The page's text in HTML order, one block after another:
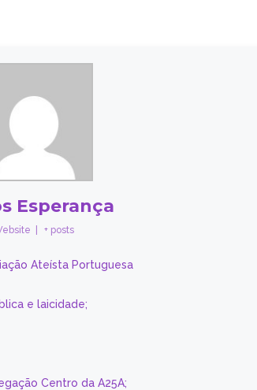
Esperança
+ posts
Ateísta Portuguesa
e laicidade;
Centro da A25A;